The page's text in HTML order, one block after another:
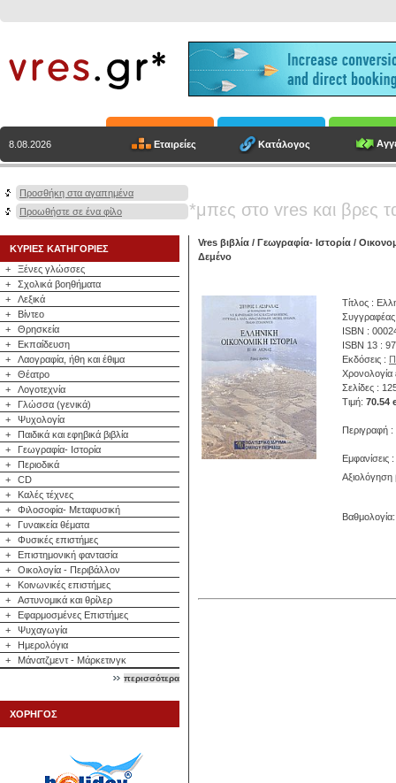
8.08.2026 Εταιρείες Κατάλογος
Προσθήκη στα αγαπημένα
Προωθήστε σε ένα φίλο
*μπες στο vres και βρες
ΚΥΡΙΕΣ ΚΑΤΗΓΟΡΙΕΣ
+
Ξένες γλώσσες
+
Σχολικά βοηθήματα
+
Λεξικά
+
Βίντεο
+
Θρησκεία
+
Εκπαίδευση
+
Λαογραφία, ήθη και έθιμα
+
Θέατρο
+
Λογοτεχνία
+
Γλώσσα (γενικά)
+
Ψυχολογία
+
Παιδικά και εφηβικά βιβλία
+
Γεωγραφία- Ιστορία
+
Περιοδικά
+
CD
+
Καλές τέχνες
+
Φιλοσοφία- Μεταφυσική
+
Γυναικεία θέματα
+
Φυσικές επιστήμες
+
Επιστημονική φαντασία
+
Οικολογία - Περιβάλλον
+
Κοινωνικές επιστήμες
+
Αστυνομικά και θρίλερ
+
Εφαρμοσμένες Επιστήμες
+
Ψυχαγωγία
+
Ημερολόγια
+
Μάνατζμεντ - Μάρκετινγκ
περισσότερα
ΧΟΡΗΓΟΣ
Vres βιβλία / Γεωγραφία- Ιστορία /
Δεμένο
Τίτλος :
ISBN :
ISBN 13 :
Εκδόσεις :
Σελίδες :
Τιμή: 70.54
Περιγραφή
Εμφανίσεις
Αξιολόγηση